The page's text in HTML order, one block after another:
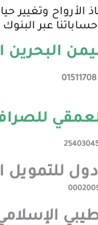
الأرواح وتغيير
عبر البنوك
البحرين
للتمويل